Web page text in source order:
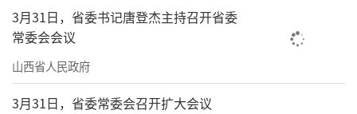
3月31日，省委书记唐登杰主持召开省委
常委会会议
山西省人民政府
3月31日，省委常委会召开扩大会议